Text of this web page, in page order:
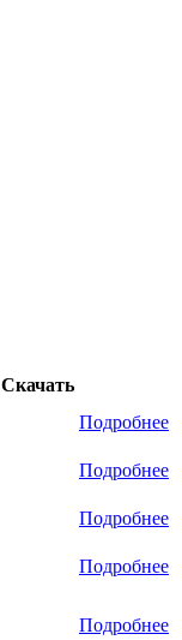
Скачать
Подробнее
Подробнее
Подробнее
Подробнее
Подробнее